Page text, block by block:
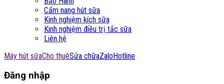
Cẩm nang hút sữa
Kinh nghiệm kích sữa
Kinh nghiệm điều trị tắc sữa
Liên hệ
Máy hút sữaCho thuêSửa chữaZaloHotline
Đăng nhập